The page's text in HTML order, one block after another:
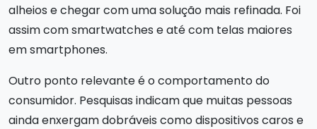
alheios e chegar com uma solução mais refinada. Foi
assim com smartwatches e até com telas maiores
em smartphones.
Outro ponto relevante é o comportamento do
consumidor. Pesquisas indicam que muitas pessoas
ainda enxergam dobráveis como dispositivos caros e